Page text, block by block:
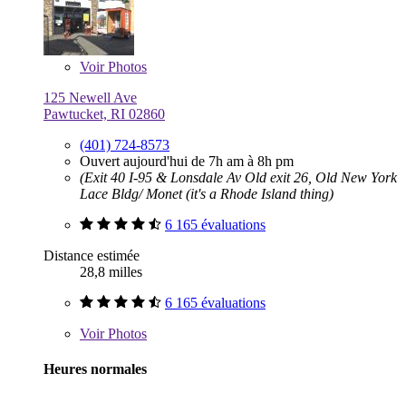
VoirPhotos
125 Newell Ave
Pawtucket, RI 02860
(401) 724-8573
Ouvert aujourd'hui de 7h am à 8h pm
(Exit 40 I-95 & Lonsdale Av Old exit 26, Old New York
Lace Bldg/ Monet (it's a Rhode Island thing)
6 165 évaluations
Distance estimée
28,8 milles
6 165 évaluations
VoirPhotos
Heures normales